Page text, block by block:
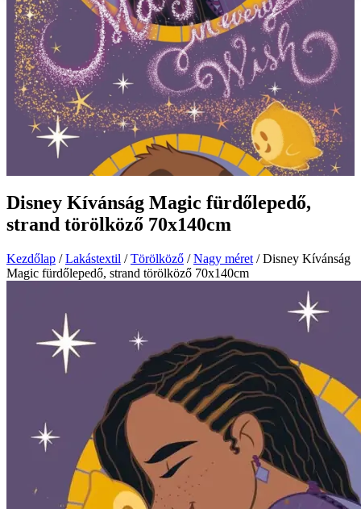
Disney Kívánság Magic fürdőlepedő,
strand törölköző 70x140cm
Kezdőlap /Lakástextil /Törölköző /Nagy méret / Disney Kívánság
Magic fürdőlepedő, strand törölköző 70x140cm